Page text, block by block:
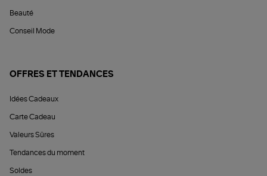
Beauté
Conseil Mode
OFFRES ET TENDANCES
Idées Cadeaux
Carte Cadeau
Valeurs Sûres
Tendances du moment
Soldes